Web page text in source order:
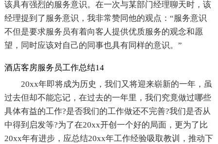
该具有强烈的服务意识。在一次与某部门经理聊天时，该
经理提到了服务意识，我非常赞同他的观点：“服务意识
不但是要求服务员有着向客人提供优质服务的观念和愿
望，同时应该对自己的同事也具有同样的意识。”
酒店客房服务员工作总结14
20xx年即将成为历史，我们又将迎来崭新的一年，虽
过去但却不能忘记，在过去的一年里，我们究竟做过哪些
具体有益的工作?是否我们的工作做还不完善?我们是否从
中得到启发等?为了在20xx开创一个好的局面，更为了比
20xx年有进步，应总结20xx年工作经验吸取教训，推动下